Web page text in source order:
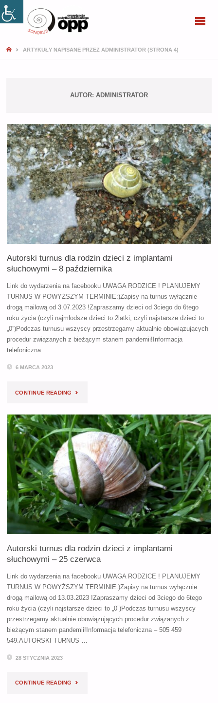
STRONA
ARTYKUŁY NAPISANE PRZEZ ADMINISTRATOR(STRONA 4)
AUTOR: ADMINISTRATOR
Autorski turnus dla rodzin dzieci z implantami
słuchowymi – 8 października
Link do wydarzenia na facebooku UWAGA RODZICE ! PLANUJEMY
TURNUS W POWYŻSZYM TERMINIE:)Zapisy na turnus wyłącznie
drogą mailową od 3.07.2023 !Zapraszamy dzieci od 3ciego do 6tego
roku życia (czyli najmłodsze dzieci to 2latki, czyli najstarsze dzieci to
„0”)Podczas turnusu wszyscy przestrzegamy aktualnie obowiązujących
procedur związanych z bieżącym stanem pandemii!Informacja
telefoniczna …
6 MARCA 2023
CONTINUE READING "AUTORSKI
DLA
RODZIN
DZIECI
Z
IMPLANTAMI
SŁUCHOWYMI
–
Autorski turnus dla rodzin dzieci z implantami
słuchowymi – 25 czerwca
Link do wydarzenia na facebooku UWAGA RODZICE ! PLANUJEMY
TURNUS W POWYŻSZYM TERMINIE:)Zapisy na turnus wyłącznie
drogą mailową od 13.03.2023 !Zapraszamy dzieci od 3ciego do 6tego
roku życia (czyli najstarsze dzieci to „0”)Podczas turnusu wszyscy
przestrzegamy aktualnie obowiązujących procedur związanych z
bieżącym stanem pandemii!Informacja telefoniczna – 505 459
549.AUTORSKI TURNUS …
28 STYCZNIA 2023
CONTINUE READING "AUTORSKI